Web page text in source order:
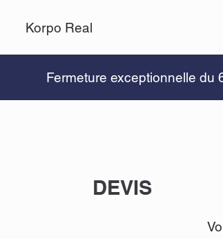
Korpo Real
DEVIS
Fermeture exceptionnelle du